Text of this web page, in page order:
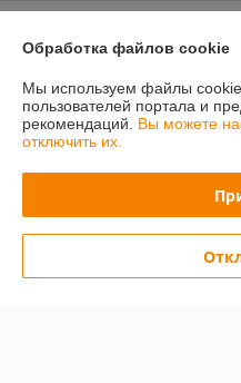
Полная версия сайта
Политика обработки
Информация для покупателя
Обработка файлов cookie
Мы используем файлы
пользователей портала и
рекомендаций. Вы можете
отключить их.